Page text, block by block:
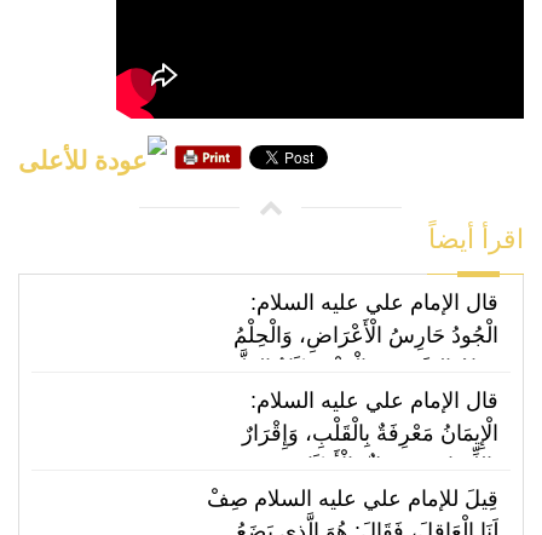
اقرأ أيضاً
قال الإمام علي عليه السلام:
الْجُودُ حَارِسُ الْأَعْرَاضِ، وَالْحِلْمُ
وَالسُّلُوُّ عِوَضُكَ مِمَّنْ غَدَرَ،
وَالِاسْتِشَارَةُ عَيْنُ الْهِدَايَةِ.
قال الإمام علي عليه السلام:
الْإِيمَانُ مَعْرِفَةٌ بِالْقَلْبِ، وَإِقْرَارٌ
قِيلَ للإمام علي عليه السلام صِفْ